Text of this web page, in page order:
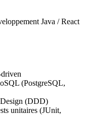
Java / React
(PostgreSQL,
(DDD)
unitaires (JUnit,